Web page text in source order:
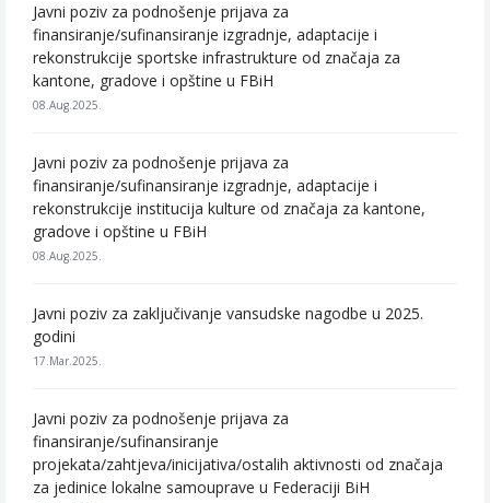
Javni poziv za podnošenje prijava za
finansiranje/sufinansiranje izgradnje, adaptacije i
rekonstrukcije sportske infrastrukture od značaja za
kantone, gradove i opštine u FBiH
08.Aug.2025.
Javni poziv za podnošenje prijava za
finansiranje/sufinansiranje izgradnje, adaptacije i
rekonstrukcije institucija kulture od značaja za kantone,
gradove i opštine u FBiH
08.Aug.2025.
Javni poziv za zaključivanje vansudske nagodbe u 2025.
godini
17.Mar.2025.
Javni poziv za podnošenje prijava za
finansiranje/sufinansiranje
projekata/zahtjeva/inicijativa/ostalih aktivnosti od značaja
za jedinice lokalne samouprave u Federaciji BiH